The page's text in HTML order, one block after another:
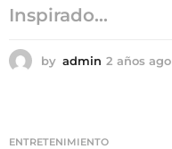
Inspirado...
by admin 2 años ago
ENTRETENIMIENTO